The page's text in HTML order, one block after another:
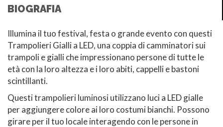
BIOGRAFIA
Illumina il tuo festival, festa o grande evento con questi
Trampolieri Gialli a LED, una coppia di camminatori sui
trampoli e gialli che impressionano persone di tutte le
età con la loro altezza e i loro abiti, cappelli e bastoni
scintillanti.
Questi trampolieri luminosi utilizzano luci a LED gialle
per aggiungere colore ai loro costumi bianchi. Possono
girare per il tuo locale interagendo con le persone in